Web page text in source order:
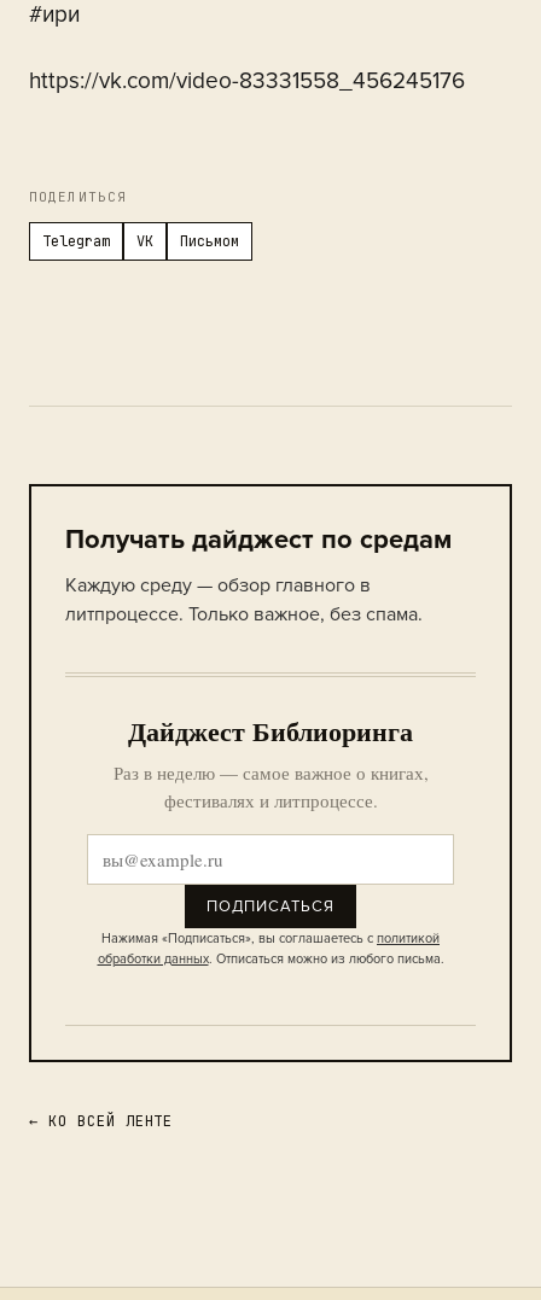
#ири
https://vk.com/video-83331558_456245176
ПОДЕЛИТЬСЯ
Telegram VK Письмом
Получать дайджест по средам
Каждую среду — обзор главного в
литпроцессе. Только важное, без спама.
Дайджест Библиоринга
Раз в неделю — самое важное о книгах,
фестивалях и литпроцессе.
ПОДПИСАТЬСЯ
Нажимая «Подписаться», вы соглашаетесь с политикой
обработки данных. Отписаться можно из любого письма.
← КО ВСЕЙ ЛЕНТЕ